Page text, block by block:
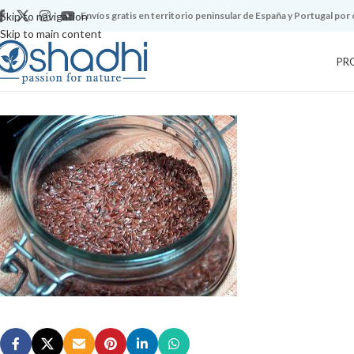
Skip to navigation
Skip to main content
Envíos gratis en territorio peninsular de España y Portugal por